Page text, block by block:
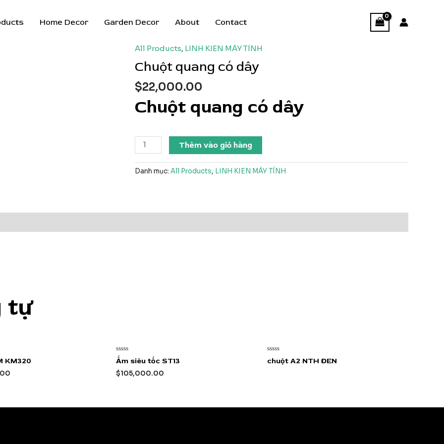
Home Decor Garden Decor About Contact
All Products, LINH KIEN MÁY TÍNH
Chuột quang có dây
$22,000.00
Chuột quang có dây
Chuột
quang
có
Thêm vào giỏ hàng
Danh mục: All Products, LINH KIEN MÁY TÍNH
tự
KM320
Được
xếp
hạng
0
Ấm siêu tốc ST13
$105,000.00
Được
xếp
chuột A2 NTH ĐEN